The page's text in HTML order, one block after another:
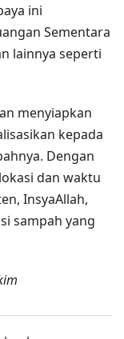
ini
Sementara
lainnya seperti
menyiapkan
kepada
Dengan
dan waktu
InsyaAllah,
sampah yang